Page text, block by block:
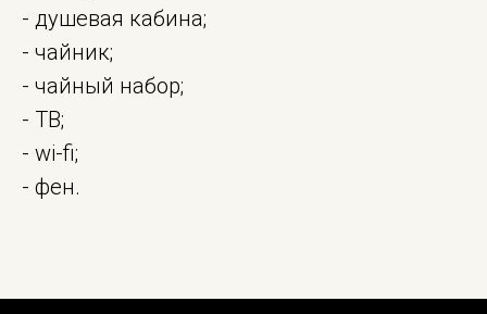
- душевая кабина;
- чайник;
- чайный набор;
- ТВ;
- wi-fi;
- фен.